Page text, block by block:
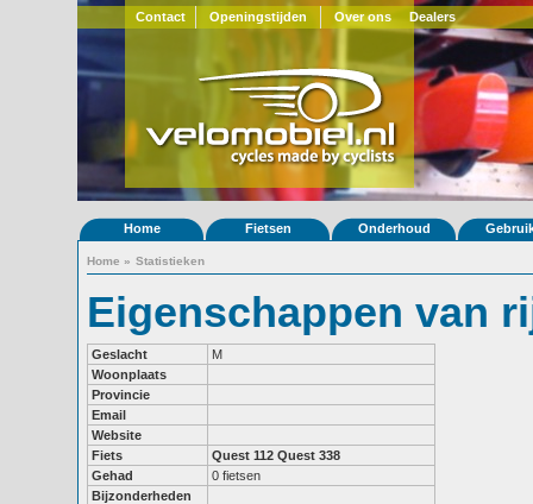
Contact Openingstijden Over ons Dealers
Home Fietsen Onderhoud
Home » Statistieken
Eigenschappen van
Geslacht
M
Woonplaats
Provincie
Email
Website
Fiets
Quest 112 Quest 338
Gehad
0 fietsen
Bijzonderheden